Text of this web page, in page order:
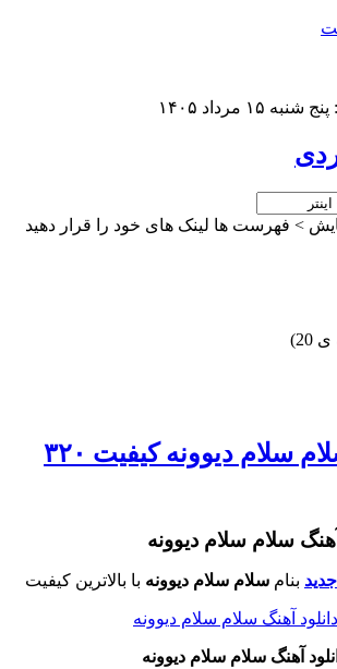
مرداد ۱۴۰۵
> فهرست ها لینک های خود را قرار دهید
سلام دیوونه کیفیت ۳۲۰
آهنگ سلام سلام دیوونه
بنام سلام سلام دیوونه با بالاترین کیفیت
آهنگ سلام سلام دیوونه